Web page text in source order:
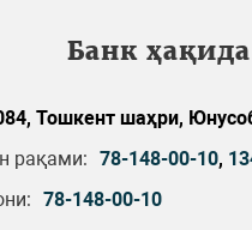
Банк ҳақида
Тошкент шаҳри,
рақами: 78-148-00-10,
78-148-00-10